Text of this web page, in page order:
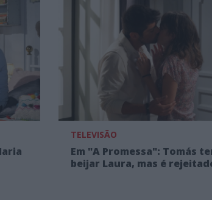
TELEVISÃO
Em "A Promessa": Tomás
beijar Laura, mas é